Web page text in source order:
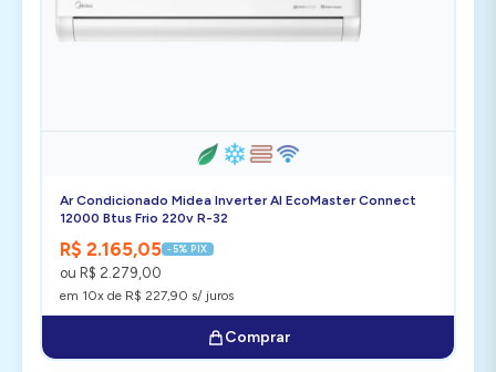
Ar Condicionado Midea Inverter AI EcoMaster Connect
12000 Btus Frio 220v R-32
R$ 2.165,05 -5% PIX
ou R$ 2.279,00
em 10x de R$ 227,90 s/ juros
Comprar